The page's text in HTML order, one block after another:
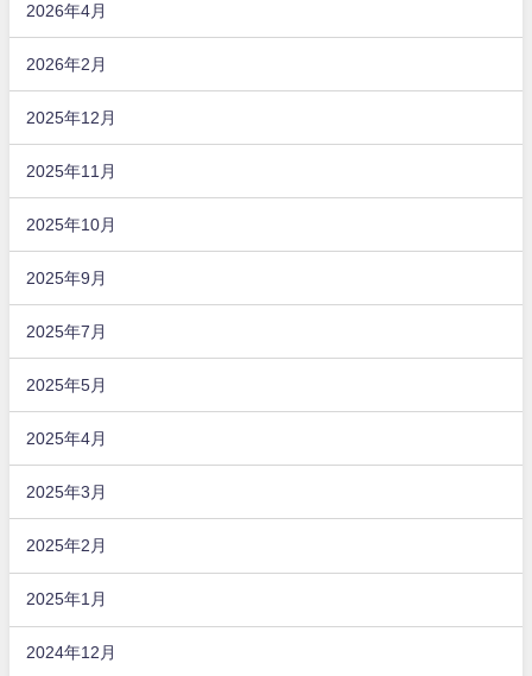
2026年4月
2026年2月
2025年12月
2025年11月
2025年10月
2025年9月
2025年7月
2025年5月
2025年4月
2025年3月
2025年2月
2025年1月
2024年12月